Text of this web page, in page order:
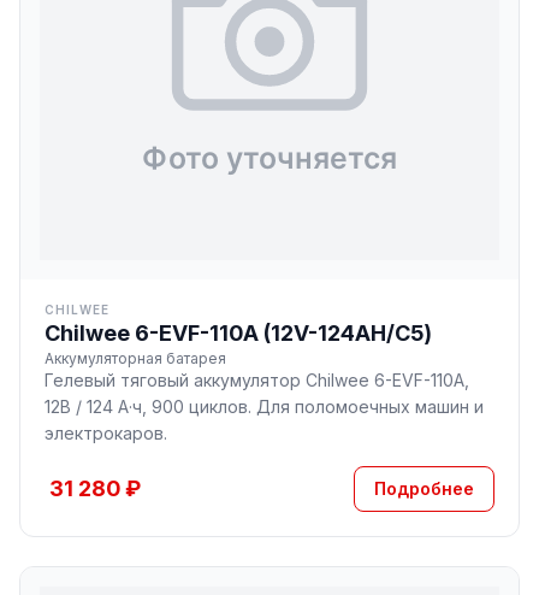
CHILWEE
Chilwee 6-EVF-110A (12V-124AH/С5)
Аккумуляторная батарея
Гелевый тяговый аккумулятор Chilwee 6-EVF-110A,
12В / 124 А·ч, 900 циклов. Для поломоечных машин и
электрокаров.
31 280 ₽ Подробнее